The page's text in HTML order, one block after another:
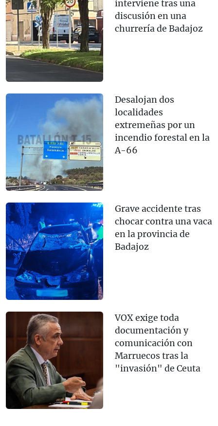
interviene tras una
discusión en una
churrería de Badajoz
Desalojan dos
localidades
extremeñas por un
incendio forestal en la
A-66
Grave accidente tras
chocar contra una vaca
en la provincia de
Badajoz
VOX exige toda
documentación y
comunicación con
Marruecos tras la
"invasión" de Ceuta